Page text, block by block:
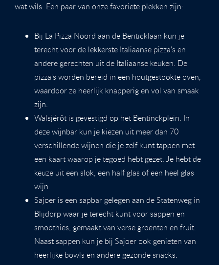
wat wils. Een paar van onze favoriete plekken zijn:
Bij La Pizza Noord aan de Benticklaan kun je
terecht voor de lekkerste Italiaanse pizza's en
andere gerechten uit de Italiaanse keuken. De
pizza's worden bereid in een houtgestookte oven,
waardoor ze heerlijk knapperig en vol van smaak
zijn.
Walsjérôt is gevestigd op het Bentinckplein. In
deze wijnbar kun je kiezen uit meer dan 70
verschillende wijnen die je zelf kunt tappen met
een kaart waarop je tegoed hebt gezet. Je hebt de
keuze uit een slok, een half glas of een heel glas
wijn.
Sajoer is een sapbar gelegen aan de Statenweg in
Blijdorp waar je terecht kunt voor sappen en
smoothies, gemaakt van verse groenten en fruit.
Naast sappen kun je bij Sajoer ook genieten van
heerlijke bowls en andere gezonde snacks.